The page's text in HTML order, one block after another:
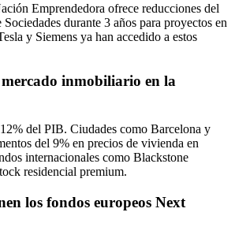
Emprendedora ofrece reducciones del
durante 3 años para proyectos en
y Siemens ya han accedido a estos
inmobiliario en la
del PIB. Ciudades como Barcelona y
del 9% en precios de vivienda en
internacionales como Blackstone
residencial premium.
los fondos europeos Next